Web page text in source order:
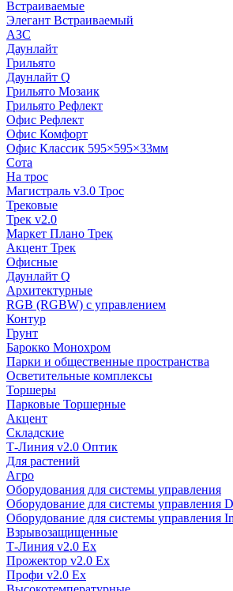
Встраиваемые
Элегант Встраиваемый
АЗС
Даунлайт
Грильято
Даунлайт Q
Грильято Мозаик
Грильято Рефлект
Офис Рефлект
Офис Комфорт
Офис Классик 595×595×33мм
Сота
На трос
Магистраль v3.0 Трос
Трековые
Трек v2.0
Маркет Плано Трек
Акцент Трек
Офисные
Даунлайт Q
Архитектурные
RGB (RGBW) с управлением
Контур
Грунт
Барокко Монохром
Парки и общественные пространства
Осветительные комплексы
Торшеры
Парковые Торшерные
Акцент
Складские
Т-Линия v2.0 Оптик
Для растений
Агро
Оборудования для системы управления
Оборудование для системы управления
Оборудование для системы управления
Взрывозащищенные
Т-Линия v2.0 Ex
Прожектор v2.0 Ex
Профи v2.0 Ex